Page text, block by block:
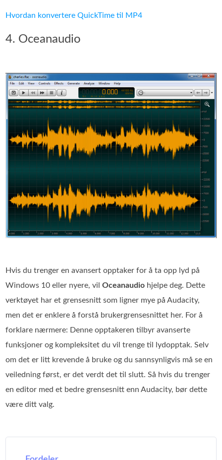
Hvordan konvertere QuickTime til MP4
4. Oceanaudio
Hvis du trenger en avansert opptaker for å ta opp lyd på
Windows 10 eller nyere, vilOceanaudio hjelpe deg. Dette
verktøyet har et grensesnitt som ligner mye på Audacity,
men det er enklere å forstå brukergrensesnittet her. For å
forklare nærmere: Denne opptakeren tilbyr avanserte
funksjoner og kompleksitet du vil trenge til lydopptak. Selv
om det er litt krevende å bruke og du sannsynligvis må se en
veiledning først, er det verdt det til slutt. Så hvis du trenger
en editor med et bedre grensesnitt enn Audacity, bør dette
være ditt valg.